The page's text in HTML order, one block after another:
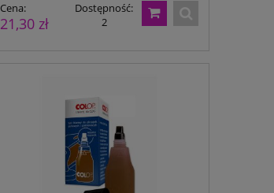
Cena:
21,30 zł
Dostępność:
2